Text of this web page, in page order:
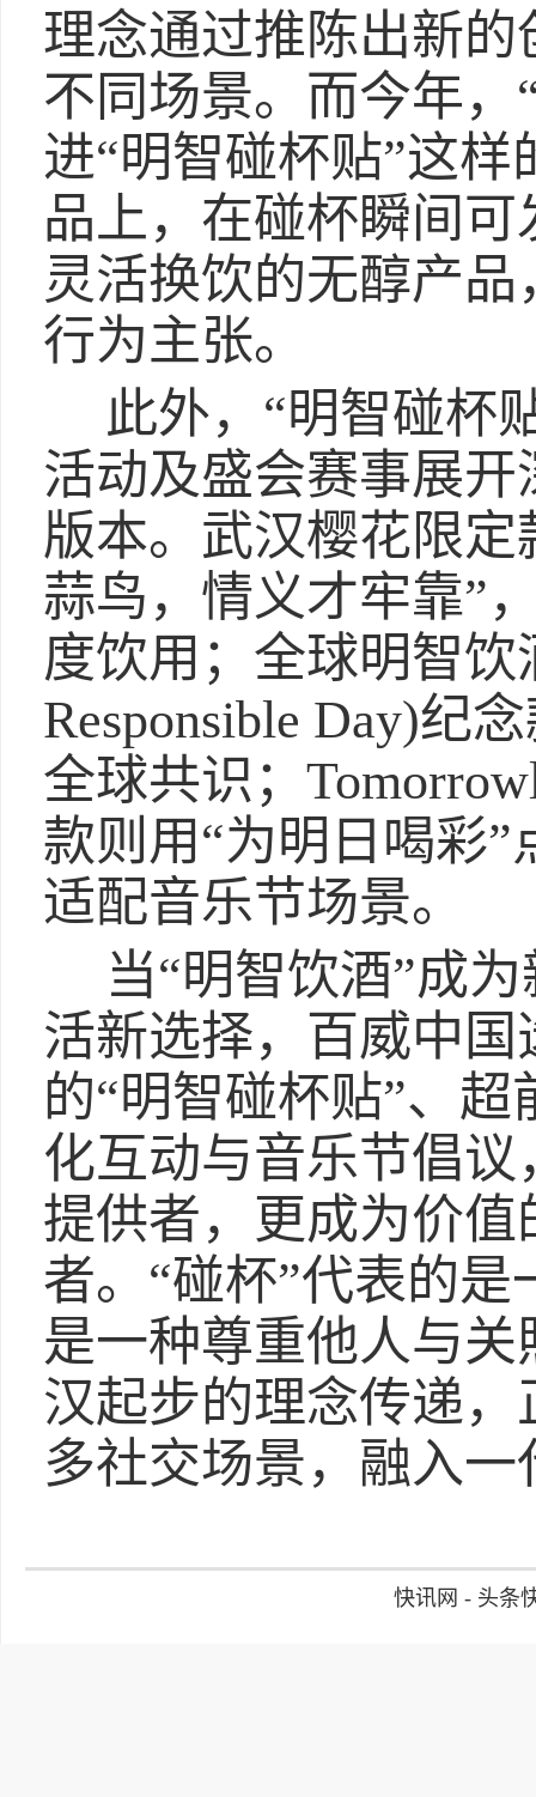
理念通过推陈出新
不同场景。而今年，
进“明智碰杯贴”这
品上，在碰杯瞬间
灵活换饮的无醇产
行为主张。
此外，“明智碰杯
活动及盛会赛事展
版本。武汉樱花限
蒜鸟，情义才牢靠”
度饮用；全球明智饮
Responsible Day)纪
全球共识；
款则用“为明日喝彩
适配音乐节场景。
当“明智饮酒”成
活新选择，百威中
的“明智碰杯贴”、
化互动与音乐节倡
提供者，更成为价
者。“碰杯”代表的
是一种尊重他人与
汉起步的理念传递
多社交场景，融入
快讯网 - 头条